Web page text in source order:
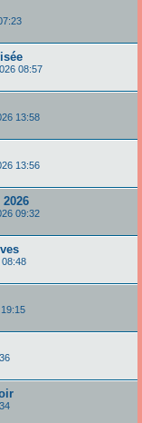
08:57
13:58
13:56
09:32
08:48